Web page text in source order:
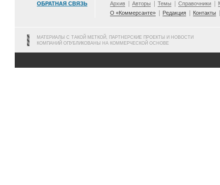
ОБРАТНАЯ СВЯЗЬ Архив Авторы Темы Справочники
О «Коммерсанте»
Редакция Контакты
МАТЕРИАЛЫ С ТАКОЙ МЕТКОЙ, ПАРТНЕРСКИЕ ПРОЕКТЫ И НОВОСТИ
КОМПАНИЙ ОПУБЛИКОВАНЫ НА КОММЕРЧЕСКОЙ ОСНОВЕ